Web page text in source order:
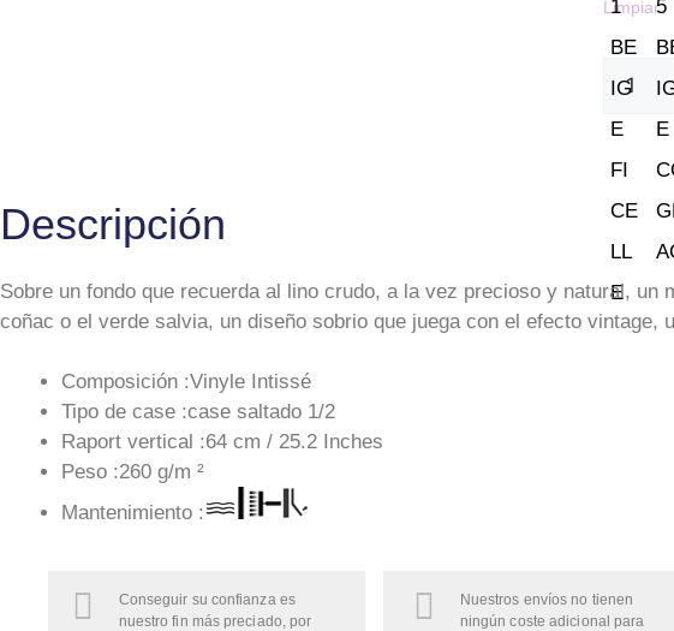
Limpiar
Descripción
Sobre un fondo que recuerda al lino crudo, a la vez precioso y natural,
coñac o el verde salvia, un diseño sobrio que juega con el efecto vintage,
Composición :Vinyle Intissé
Tipo de case :case saltado 1/2
Raport vertical :64 cm / 25.2 Inches
Peso :260 g/m ²
Mantenimiento :
Conseguir su confianza es
nuestro fin más preciado, por
Nuestros envíos no tienen
ningún coste adicional para